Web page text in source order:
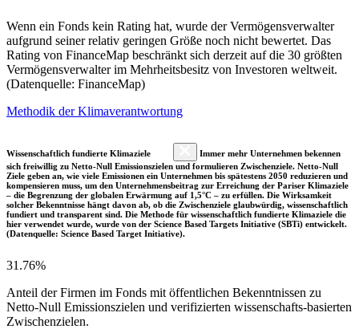
Wenn ein Fonds kein Rating hat, wurde der Vermögensverwalter
aufgrund seiner relativ geringen Größe noch nicht bewertet. Das
Rating von FinanceMap beschränkt sich derzeit auf die 30 größten
Vermögensverwalter im Mehrheitsbesitz von Investoren weltweit.
(Datenquelle: FinanceMap)
Methodik der Klimaverantwortung
Wissenschaftlich fundierte Klimaziele
Immer mehr Unternehmen bekennen
sich freiwillig zu Netto-Null Emissionszielen und formulieren Zwischenziele. Netto-Null
Ziele geben an, wie viele Emissionen ein Unternehmen bis spätestens 2050 reduzieren und
kompensieren muss, um den Unternehmensbeitrag zur Erreichung der Pariser Klimaziele
– die Begrenzung der globalen Erwärmung auf 1,5°C – zu erfüllen. Die Wirksamkeit
solcher Bekenntnisse hängt davon ab, ob die Zwischenziele glaubwürdig, wissenschaftlich
fundiert und transparent sind. Die Methode für wissenschaftlich fundierte Klimaziele die
hier verwendet wurde, wurde von der Science Based Targets Initiative (SBTi) entwickelt.
(Datenquelle: Science Based Target Initiative).
31.76%
Anteil der Firmen im Fonds mit öffentlichen Bekenntnissen zu
Netto-Null Emissionszielen und verifizierten wissenschafts-basierten
Zwischenzielen.